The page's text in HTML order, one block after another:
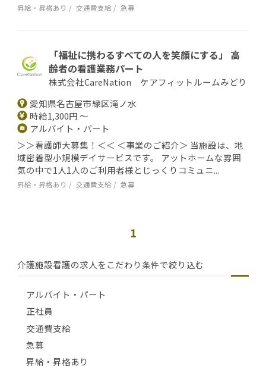
昇給・昇格あり 交通費支給 急募
「福祉に携わるすべての人を笑顔にする」 高
齢者の看護業務パート
株式会社CareNation ケアフィットルームみどり
愛知県名古屋市緑区滝ノ水
時給1,300円 ～
アルバイト・パート
＞＞看護師大募集！＜＜ ＜事業のご紹介＞ 当施設は、地
域密着型小規模デイサービスです。 アットホームな雰囲
気の中で1人1人のご利用者様とじっくりコミュニ...
昇給・昇格あり 交通費支給 急募
1
介護施設看護の求人をこだわり条件で絞り込む
アルバイト・パート
正社員
交通費支給
急募
昇給・昇格あり